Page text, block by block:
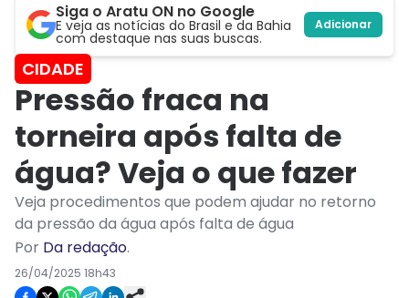
Siga o Aratu ON no Google
E veja as notícias do Brasil e da Bahia
com destaque nas suas buscas.
Adicionar
CIDADE
Pressão fraca na
torneira após falta de
água? Veja o que fazer
Veja procedimentos que podem ajudar no retorno
da pressão da água após falta de água
Por Da redação.
26/04/2025 18h43